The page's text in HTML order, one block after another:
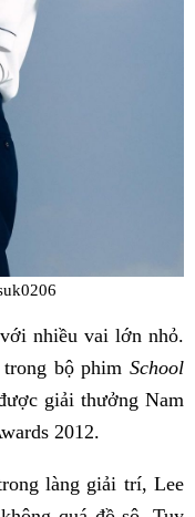
nhiều vai lớn nhỏ.
bộ phim School
giải thưởng Nam
2012.
làng giải trí, Lee